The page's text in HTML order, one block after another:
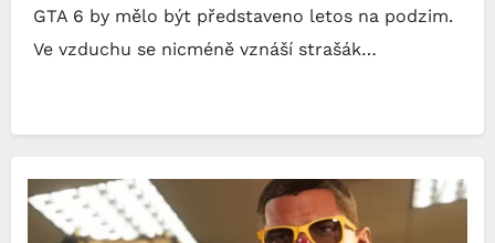
GTA 6 by mělo být představeno letos na podzim.
Ve vzduchu se nicméně vznáší strašák…